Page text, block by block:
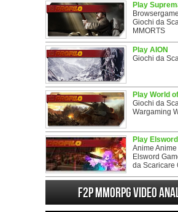
Play
Giochi da
MMORTS
Play AION
Giochi da
Play World
Giochi da
Wargaming
Play Elsword
Anime
Elsword
da Scaricare
F2P MMORPG Video